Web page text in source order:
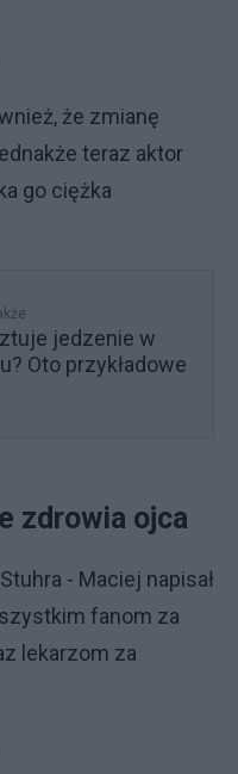
że zmianę
teraz aktor
go ciężka
jedzenie w
Oto przykładowe
zdrowia ojca
- Maciej napisał
fanom za
lekarzom za